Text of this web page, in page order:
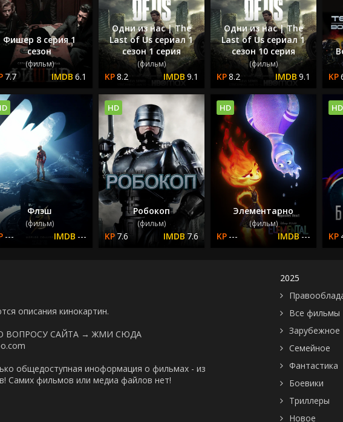
Фишер 8 серия 1
сезон
(фильм)
7.7 6.1
Одни из нас | The
Last of Us сериал 1
сезон 1 серия
(фильм)
8.2 9.1
Одни из нас | The
Last of Us сериал 1
сезон 10 серия
(фильм)
8.2 9.1
Флэш
(фильм)
--- ---
Робокоп
(фильм)
7.6 7.6
HD
Элементарно
(фильм)
--- ---
HD HD
описания кинокартин.
ВОПРОСУ САЙТА → ЖМИ СЮДА
общедоступная иноформация о фильмах - из
Самих фильмов или медиа файлов нет!
2025
Все фильмы
Зарубежное
Семейное
Фантастика
Боевики
Триллеры
Новое